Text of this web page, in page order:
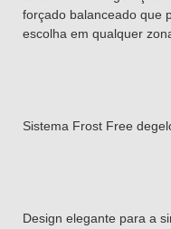
forçado balanceado que
escolha em qualquer
Sistema Frost Free
Design elegante para a